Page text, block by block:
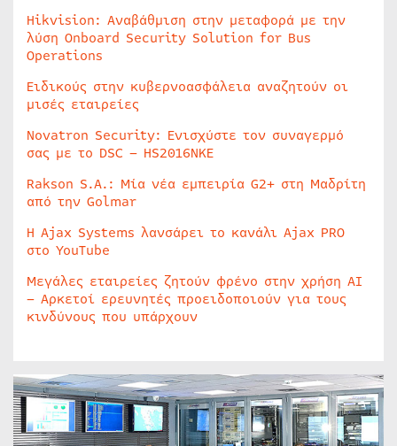
Hikvision: Αναβάθμιση στην μεταφορά με την
λύση Onboard Security Solution for Bus
Operations
Ειδικούς στην κυβερνοασφάλεια αναζητούν οι
μισές εταιρείες
Novatron Security: Ενισχύστε τον συναγερμό
σας με το DSC – HS2016NKE
Rakson S.A.: Μία νέα εμπειρία G2+ στη Μαδρίτη
από την Golmar
Η Ajax Systems λανσάρει το κανάλι Ajax PRO
στο YouTube
Μεγάλες εταιρείες ζητούν φρένο στην χρήση AI
– Αρκετοί ερευνητές προειδοποιούν για τους
κινδύνους που υπάρχουν